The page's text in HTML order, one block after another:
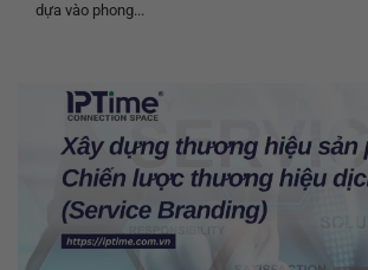
dựa vào phong...